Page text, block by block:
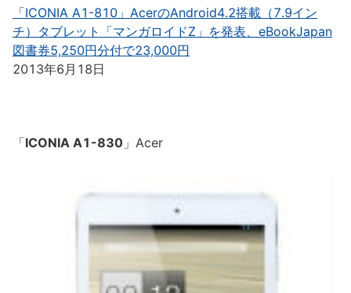
「ICONIA A1-810」AcerのAndroid4.2搭載（7.9イン
チ）タブレット「マンガロイドZ」を発表、eBookJapan
図書券5,250円分付で23,000円
2013年6月18日
「ICONIA A1-830 」Acer